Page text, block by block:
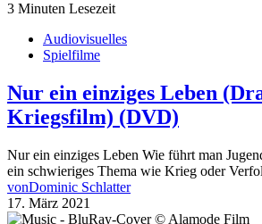
3 Minuten Lesezeit
Audiovisuelles
Spielfilme
Nur ein einziges Leben
Kriegsfilm) (DVD)
Nur ein einziges Leben Wie führt man
ein schwieriges Thema wie Krieg oder
vonDominic Schlatter
17. März 2021